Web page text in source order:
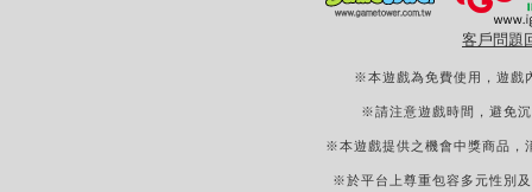
客戶問題
※本遊戲為免費使用，遊戲
※請注意遊戲時間，避免
※本遊戲提供之機會中獎商品，
※於平台上尊重包容多元性別